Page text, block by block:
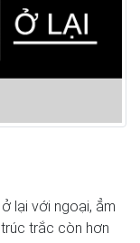
lại với ngoại, ẳm
trắc còn hơn